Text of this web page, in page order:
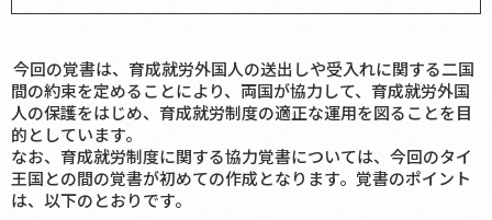
今回の覚書は、育成就労外国人の送出しや受入れに関する二国
間の約束を定めることにより、両国が協力して、育成就労外国
人の保護をはじめ、育成就労制度の適正な運用を図ることを目
的としています。
なお、育成就労制度に関する協力覚書については、今回のタイ
王国との間の覚書が初めての作成となります。覚書のポイント
は、以下のとおりです。